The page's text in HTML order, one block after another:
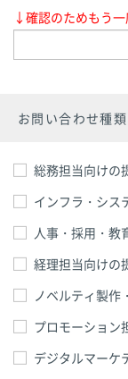
↓確認のためもう
お問い合わせ種類
総務担当向けの
インフラ・シス
人事・採用・教
経理担当向けの
ノベルティ製作
プロモーション
デジタルマーケ